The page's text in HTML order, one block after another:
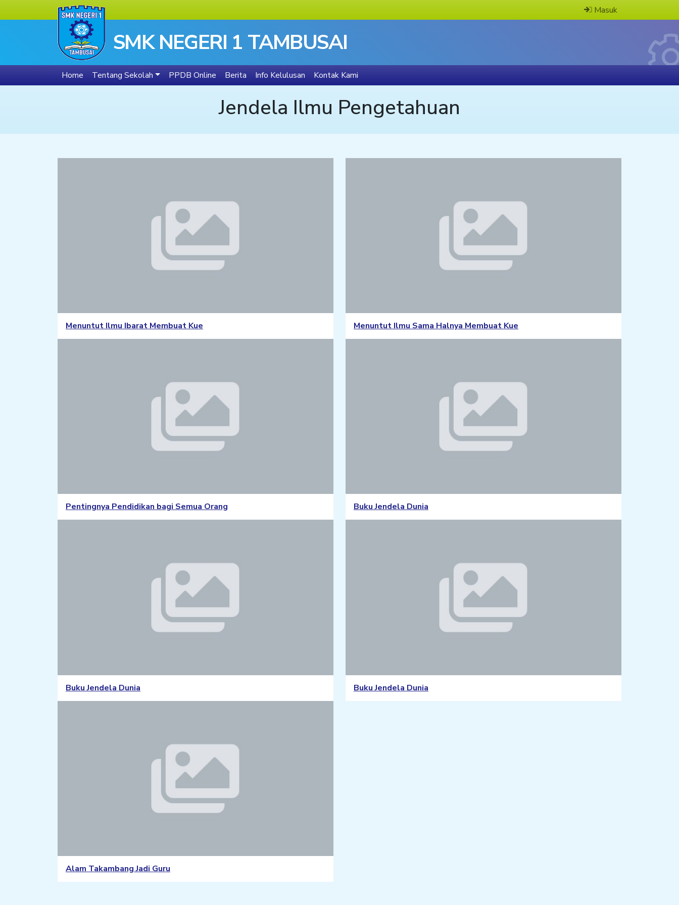
Masuk
SMK NEGERI 1 TAMBUSAI
Home Tentang Sekolah PPDB Online Berita Info Kelulusan Kontak Kami
Jendela Ilmu Pengetahuan
Menuntut Ilmu Ibarat Membuat Kue Menuntut Ilmu Sama Halnya Membuat Kue
Pentingnya Pendidikan bagi Semua Orang Buku Jendela Dunia
Buku Jendela Dunia Buku Jendela Dunia
Alam Takambang Jadi Guru